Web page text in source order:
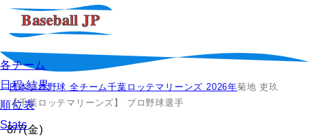
各チーム
日程,結果
順位表
Stats
日本プロ野球 全チーム千葉ロッテマリーンズ 2026年菊地 吏玖
【千葉ロッテマリーンズ】 プロ野球選手
8/7(金)